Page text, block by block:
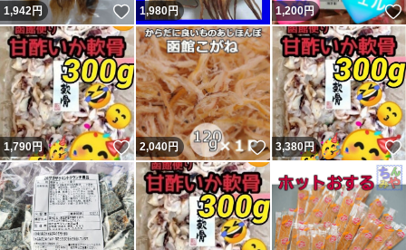
1,942円 いいね！
1,980円 1,200円
1,790円 いいね！
2,040円 いいね！
3,380円